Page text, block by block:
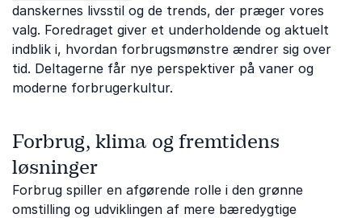
danskernes livsstil og de trends, der præger vores
valg. Foredraget giver et underholdende og aktuelt
indblik i, hvordan forbrugsmønstre ændrer sig over
tid. Deltagerne får nye perspektiver på vaner og
moderne forbrugerkultur.
Forbrug, klima og fremtidens
løsninger
Forbrug spiller en afgørende rolle i den grønne
omstilling og udviklingen af mere bæredygtige